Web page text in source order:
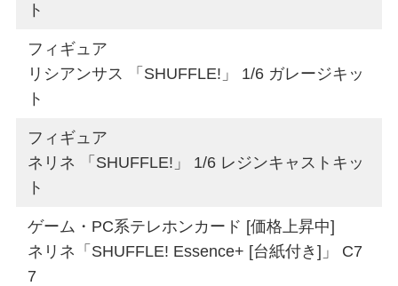
ト
フィギュア
リシアンサス 「SHUFFLE!」 1/6 ガレージキッ
ト
フィギュア
ネリネ 「SHUFFLE!」 1/6 レジンキャストキッ
ト
ゲーム・PC系テレホンカード [価格上昇中]
ネリネ「SHUFFLE! Essence+ [台紙付き]」 C7
7